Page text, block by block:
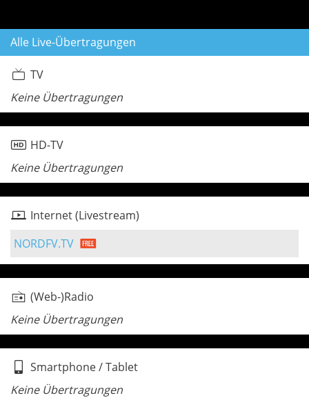
Alle Live-Übertragungen
TV
Keine Übertragungen
HD-TV
Keine Übertragungen
Internet (Livestream)
NORDFV.TV
(Web-)Radio
Keine Übertragungen
Smartphone / Tablet
Keine Übertragungen